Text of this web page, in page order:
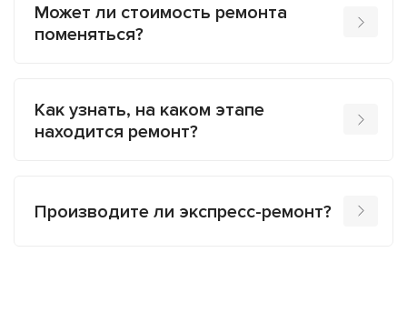
Может ли стоимость ремонта
поменяться?
Как узнать, на каком этапе
находится ремонт?
Производите ли экспресс-ремонт?